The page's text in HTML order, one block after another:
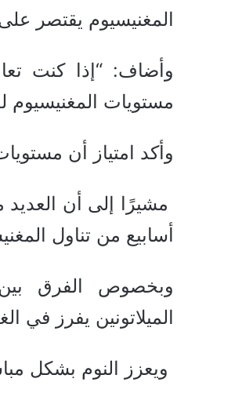
المغنيسيوم يقتصر
وأضاف: “إذا كنت
مستويات المغنيسيوم
وأكد امتياز أن
أسابيع من تناول
وبخصوص الفرق بين
الميلاتونين يفرز في
ويعزز النوم بشكل